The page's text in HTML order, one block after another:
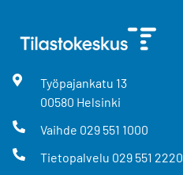
Työpajankatu 13
00580 Helsinki
Vaihde 029 551 1000
Tietopalvelu 029 551 2220